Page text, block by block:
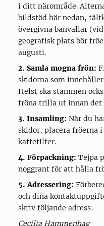
i ditt närområde.
bildstöd här nedan,
övergivna banvallar
geografisk plats bör
augusti.
2. Samla mogna frön:
skidorna som
Helst ska stammen
fröna trilla ut innan det
3. Insamling: När du
skidor, placera fröerna
kaffefilter.
4. Förpackning: Tejpa
noggrant för att hålla
5. Adressering:
och dina
skriv följande adress:
Cecilia Hammenhag